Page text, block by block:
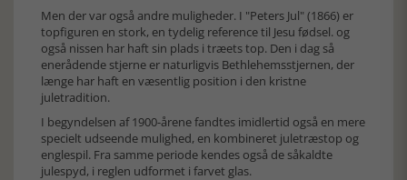
Men der var også andre muligheder. I "Peters Jul" (1866) er
topfiguren en stork, en tydelig reference til Jesu fødsel. og
også nissen har haft sin plads i træets top. Den i dag så
enerådende stjerne er naturligvis Bethlehemsstjernen, der
længe har haft en væsentlig position i den kristne
juletradition.
I begyndelsen af 1900-årene fandtes imidlertid også en mere
specielt udseende mulighed, en kombineret juletræstop og
englespil. Fra samme periode kendes også de såkaldte
julespyd, i reglen udformet i farvet glas.